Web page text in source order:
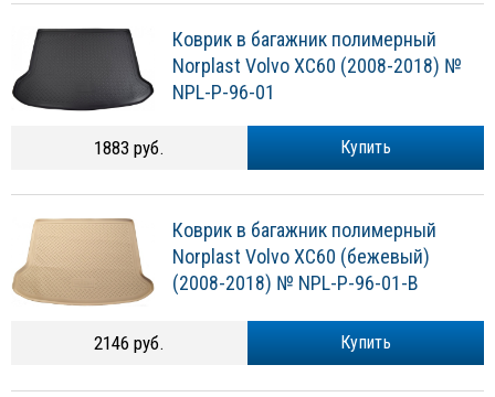
Коврик в багажник полимерный
Norplast Volvo XC60 (2008-2018) №
1883 руб.
Коврик в багажник полимерный
Norplast Volvo XC60 (бежевый)
(2008-2018) № NPL-P-96-01-B
Купить